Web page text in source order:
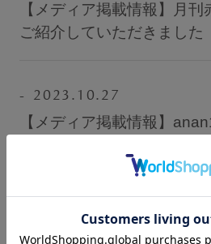
BEST SELLER
SERVICE
ブラ交換&返品について
ルームブラ販売店一覧
【メディア掲載情報】月
ご紹介していただきました
2023.10.27
【メディア掲載情報】
【ブラパッドに関するご案